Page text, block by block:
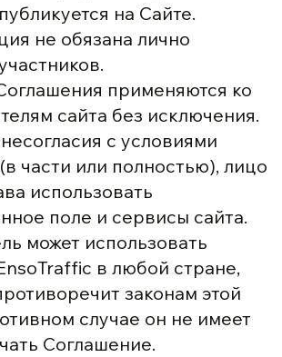
на Сайте.
не обязана лично
применяются ко
сайта без исключения.
с условиями
части или полностью), лицо
использовать
поле и сервисы сайта.
может использовать
в любой стране,
законам этой
случае он не имеет
Соглашение.